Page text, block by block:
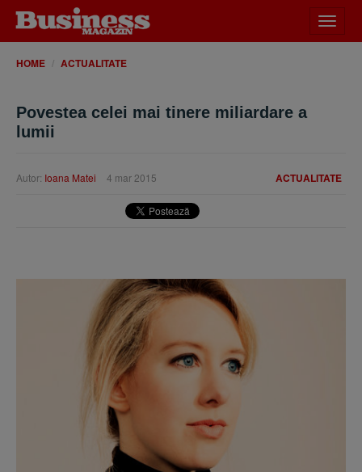
meniu
HOME ACTUALITATE
Povestea celei mai tinere miliardare a
lumii
ACTUALITATE
Autor: Ioana Matei 4 mar 2015